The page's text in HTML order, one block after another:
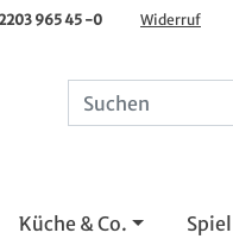
965 45 -0 Widerruf
Küche & Co.
Spiel